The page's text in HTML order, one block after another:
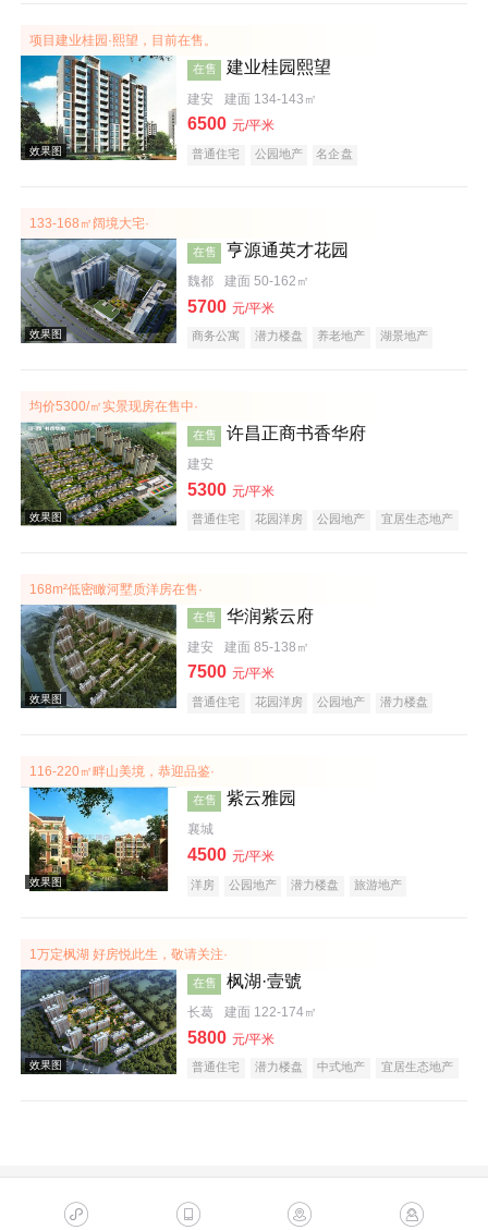
效果图
效果图
效果图
效果图
项目建业桂园·熙望，目前在售。
在售 建业桂园熙望
建安 建面 134-143㎡
6500 元/平米
普通住宅 公园地产 名企盘
133-168㎡阔境大宅·
在售 亨源通英才花园
魏都 建面 50-162㎡
5700 元/平米
商务公寓 潜力楼盘 养老地产
湖景地产
均价5300/㎡实景现房在售中·
在售 许昌正商书香华府
建安
5300 元/平米
普通住宅 花园洋房 公园地产
宜居生态地产
168m²低密瞰河墅质洋房在售·
在售 华润紫云府
建安 建面 85-138㎡
7500 元/平米
普通住宅 花园洋房 公园地产
潜力楼盘
116-220㎡畔山美境，恭迎品鉴·
在售 紫云雅园
襄城
4500 元/平米
洋房 公园地产 潜力楼盘
旅游地产
1万定枫湖 好房悦此生，敬请关注·
在售 枫湖·壹號
长葛 建面 122-174㎡
5800 元/平米
普通住宅 潜力楼盘 中式地产 宜居生态地产